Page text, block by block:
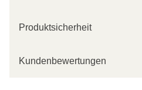
Produktsicherheit
Kundenbewertungen